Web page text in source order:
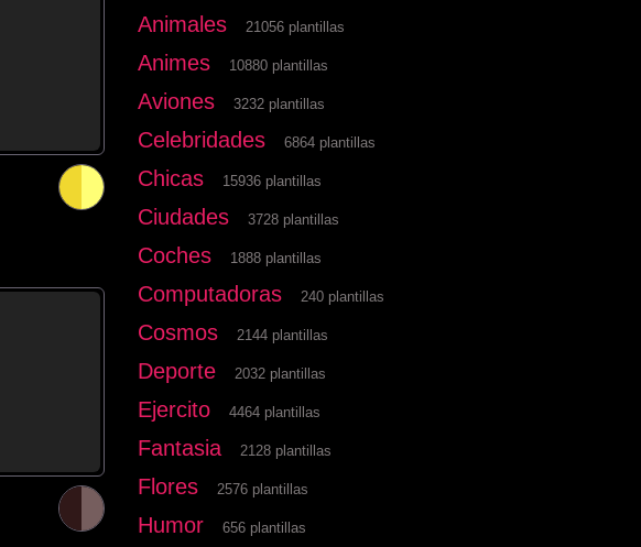
Animales 21056 plantillas
Animes 10880 plantillas
Aviones 3232 plantillas
Celebridades 6864 plantillas
Chicas 15936 plantillas
Ciudades 3728 plantillas
Coches 1888 plantillas
Computadoras 240 plantillas
Cosmos 2144 plantillas
Deporte 2032 plantillas
Ejercito 4464 plantillas
Fantasia 2128 plantillas
Flores 2576 plantillas
Humor 656 plantillas